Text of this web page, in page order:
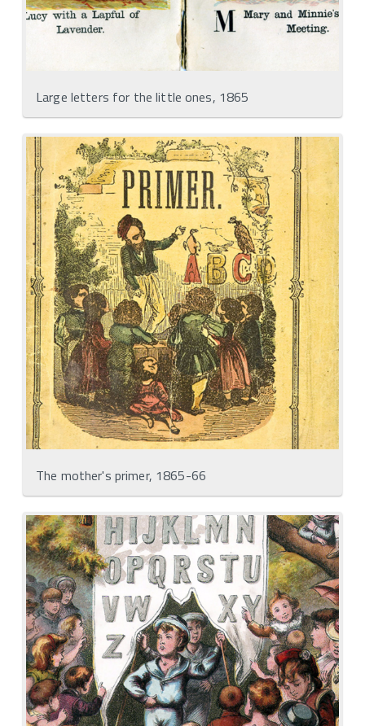
Large letters for the little ones, 1865
The mother's primer, 1865-66